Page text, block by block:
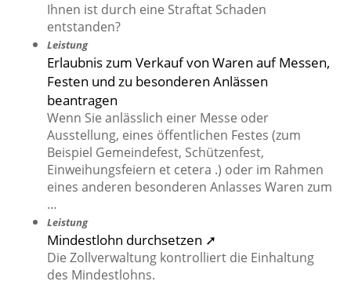
Ihnen ist durch eine Straftat Schaden
entstanden?
Leistung
Erlaubnis zum Verkauf von Waren auf Messen,
Festen und zu besonderen Anlässen
beantragen
Wenn Sie anlässlich einer Messe oder
Ausstellung, eines öffentlichen Festes (zum
Beispiel Gemeindefest, Schützenfest,
Einweihungsfeiern et cetera .) oder im Rahmen
eines anderen besonderen Anlasses Waren zum
…
Leistung
Mindestlohn durchsetzen ➚
Die Zollverwaltung kontrolliert die Einhaltung
des Mindestlohns.